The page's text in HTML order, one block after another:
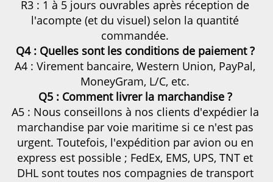
R3 : 1 à 5 jours ouvrables après réception de
l'acompte (et du visuel) selon la quantité
commandée.
Q4 : Quelles sont les conditions de paiement ?
A4 : Virement bancaire, Western Union, PayPal,
MoneyGram, L/C, etc.
Q5 : Comment livrer la marchandise ?
A5 : Nous conseillons à nos clients d'expédier la
marchandise par voie maritime si ce n'est pas
urgent. Toutefois, l'expédition par avion ou en
express est possible ; FedEx, EMS, UPS, TNT et
DHL sont toutes nos compagnies de transport